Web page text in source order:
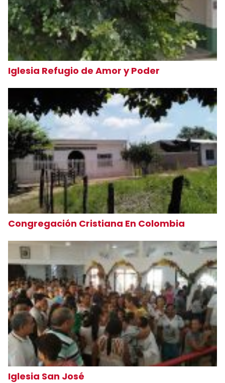
Iglesia Refugio de Amor y Poder
Congregación Cristiana En Colombia
Iglesia San José